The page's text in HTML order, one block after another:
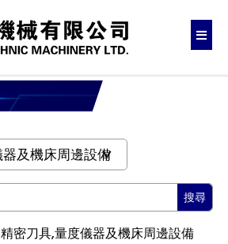
搜尋
精密刀具,量度儀器及機床周邊設備